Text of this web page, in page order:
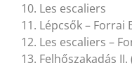
10. Les escaliers
11. Lépcsők – Forrai
12. Les escaliers –
13. Felhőszakadás